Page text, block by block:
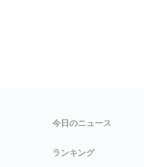
今日のニュース
ランキング